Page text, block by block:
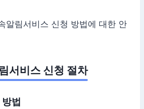
알림서비스 신청 방법에 대한 안
서비스 신청 절차
법